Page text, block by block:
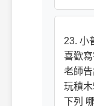
23. 小
喜歡
老師
玩積
下列